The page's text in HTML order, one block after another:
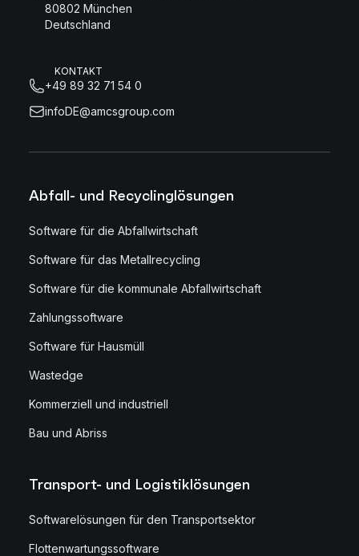
80802 München
Deutschland
KONTAKT
+49 89 32 71 54 0
infoDE@amcsgroup.com
Abfall- und Recyclinglösungen
Software für die Abfallwirtschaft
Software für das Metallrecycling
Software für die kommunale Abfallwirtschaft
Zahlungssoftware
Software für Hausmüll
Wastedge
Kommerziell und industriell
Bau und Abriss
Transport- und Logistiklösungen
Softwarelösungen für den Transportsektor
Flottenwartungssoftware